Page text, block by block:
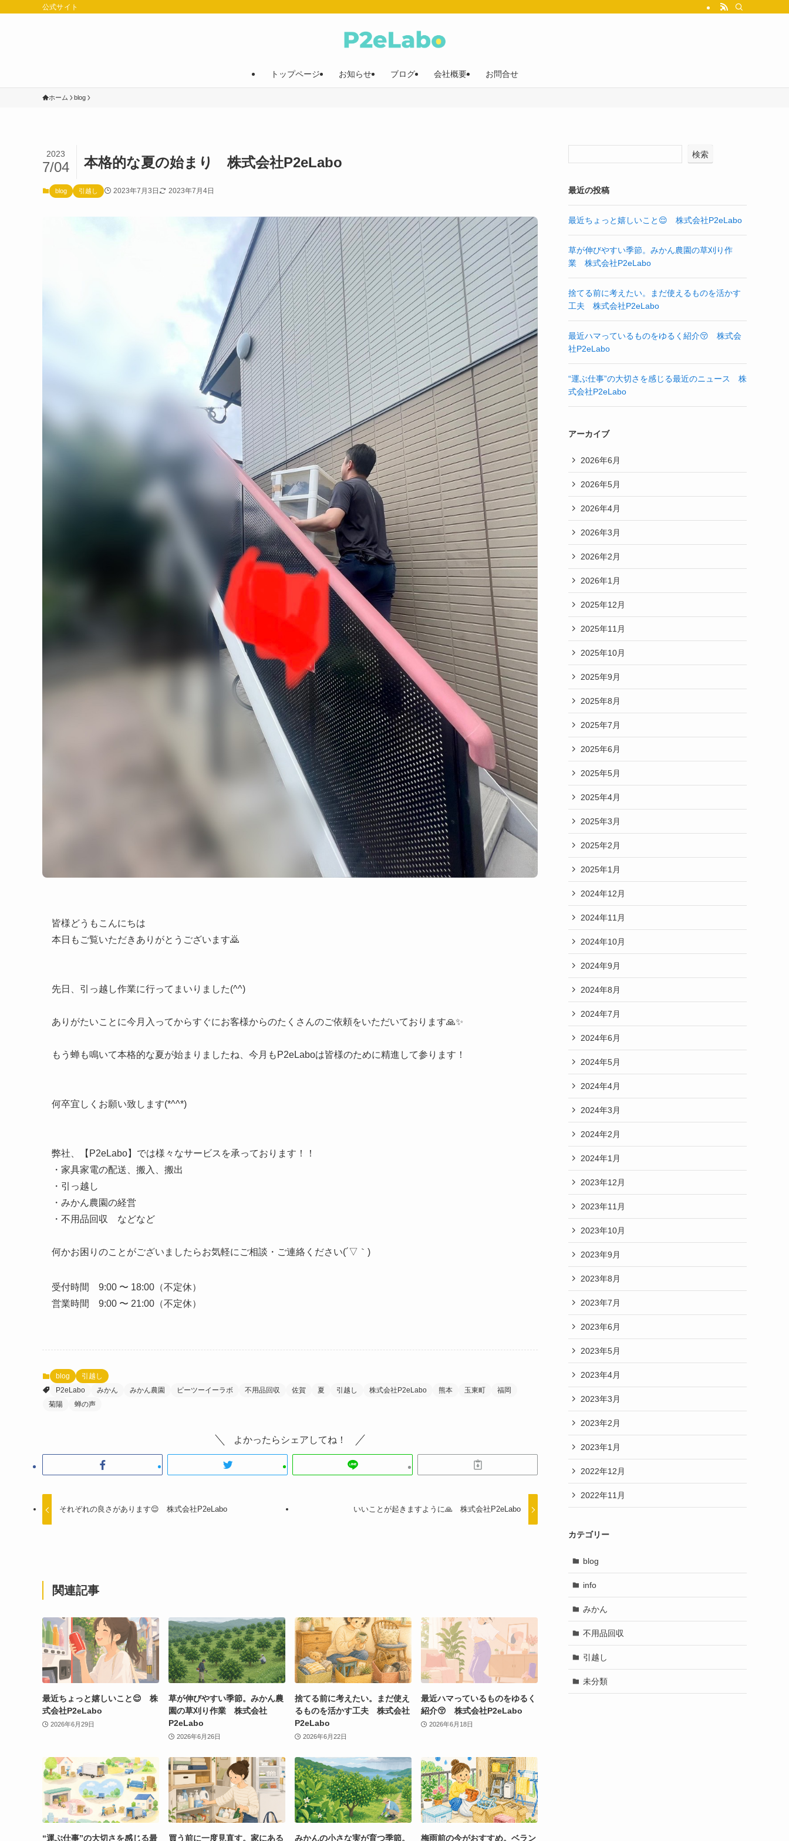
公式サイト
トップページ お知らせ ブログ 会社概要 お問合せ
ホーム blog
本格的な夏の始まり 株式会社P2eLabo
2023
7/04
blog 引越し 2023年7月3日 2023年7月4日
皆様どうもこんにちは
本日もご覧いただきありがとうございます🙇
先日、引っ越し作業に行ってまいりました(^^)
ありがたいことに今月入ってからすぐにお客様からのたくさんのご依頼をいただいております🙏✨
もう蝉も鳴いて本格的な夏が始まりましたね、今月もP2eLaboは皆様のために精進して参ります！
何卒宜しくお願い致します(*^^*)
弊社、【P2eLabo】では様々なサービスを承っております！！
・家具家電の配送、搬入、搬出
・引っ越し
・みかん農園の経営
・不用品回収 などなど
何かお困りのことがございましたらお気軽にご相談・ご連絡ください(´▽｀)
受付時間 9:00 〜 18:00（不定休）
営業時間 9:00 〜 21:00（不定休）
blog
引越し
P2eLabo
みかん みかん農園 ピーツーイーラボ 不用品回収 佐賀 夏 引越し 株式会社P2eLabo 熊本 玉東町
福岡
菊陽
蝉の声
よかったらシェアしてね！
それぞれの良さがあります😌 株式会社P2eLabo いいことが起きますように🙏 株式会社P2eLabo
関連記事
最近ちょっと嬉しいこと😌 株
式会社P2eLabo
2026年6月29日
草が伸びやすい季節。みかん農
園の草刈り作業 株式会社
P2eLabo
2026年6月26日
捨てる前に考えたい。まだ使え
るものを活かす工夫 株式会社
P2eLabo
2026年6月22日
最近ハマっているものをゆるく
紹介😚 株式会社P2eLabo
2026年6月18日
“運ぶ仕事”の大切さを感じる最 買う前に一度見直す。家にある みかんの小さな実が育つ季節。 梅雨前の今がおすすめ。ベラン
検索
最近の投稿
最近ちょっと嬉しいこと😌 株式会社P2eLabo
草が伸びやすい季節。みかん農園の草刈り作
業 株式会社P2eLabo
捨てる前に考えたい。まだ使えるものを活かす
工夫 株式会社P2eLabo
最近ハマっているものをゆるく紹介😚 株式会
社P2eLabo
“運ぶ仕事”の大切さを感じる最近のニュース 株
式会社P2eLabo
アーカイブ
2026年6月
2026年5月
2026年4月
2026年3月
2026年2月
2026年1月
2025年12月
2025年11月
2025年10月
2025年9月
2025年8月
2025年7月
2025年6月
2025年5月
2025年4月
2025年3月
2025年2月
2025年1月
2024年12月
2024年11月
2024年10月
2024年9月
2024年8月
2024年7月
2024年6月
2024年5月
2024年4月
2024年3月
2024年2月
2024年1月
2023年12月
2023年11月
2023年10月
2023年9月
2023年8月
2023年7月
2023年6月
2023年5月
2023年4月
2023年3月
2023年2月
2023年1月
2022年12月
2022年11月
カテゴリー
blog
info
みかん
不用品回収
引越し
未分類